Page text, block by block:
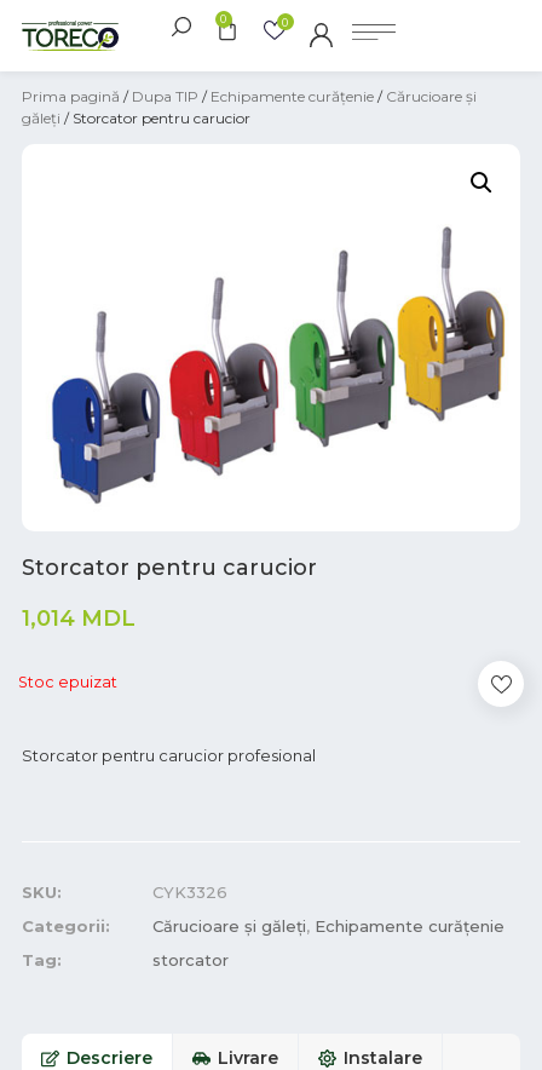
0 0
Prima pagină / Dupa TIP / Echipamente curățenie / Cărucioare și
găleți / Storcator pentru carucior
Storcator pentru carucior
1,014 MDL
Stoc epuizat
Storcator pentru carucior profesional
SKU:
CYK3326
Categorii:
Cărucioare și găleți, Echipamente curățenie
Tag:
storcator
Descriere Livrare Instalare